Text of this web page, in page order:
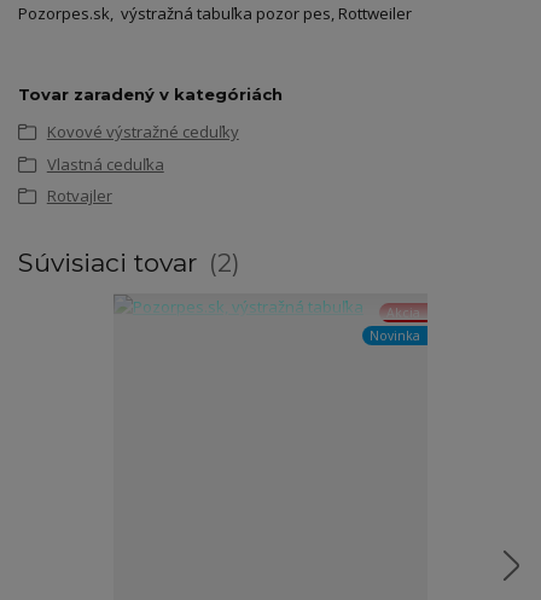
Pozorpes.sk, výstražná tabuľka pozor pes, Rottweiler
Tovar zaradený v kategóriách
Kovové výstražné ceduľky
Vlastná ceduľka
Rotvajler
Súvisiaci tovar 2
Akcia
Novinka